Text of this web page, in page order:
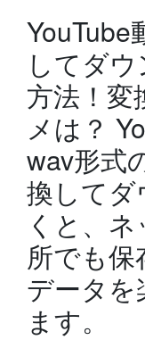
YouTube
してダ
方法！変
メは？
wav形式
換してダ
くと、
所でも
データを
ます。